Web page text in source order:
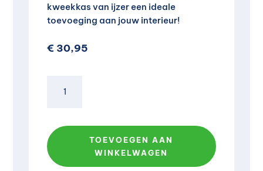
kweekkas van ijzer een ideale
toevoeging aan jouw interieur!
€ 30,95
aantal
TOEVOEGEN AAN
WINKELWAGEN